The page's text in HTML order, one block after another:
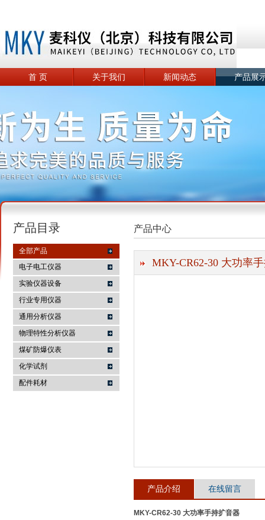
麦科仪（北京）科技有限公司
首 页 关于我们 新闻动态 产品展
产品目录
全部产品
电子电工仪器
实验仪器设备
行业专用仪器
通用分析仪器
物理特性分析仪器
煤矿防爆仪表
化学试剂
配件耗材
产品中心
MKY-CR62-30 大功率
产品介绍 在线留言
MKY-CR62-30 大功率手持扩音器